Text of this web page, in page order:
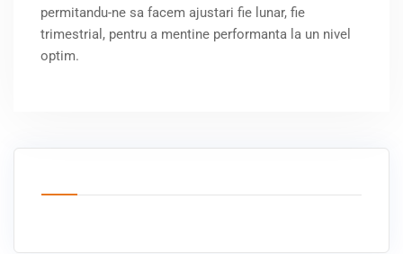
permitandu-ne sa facem ajustari fie lunar, fie
trimestrial, pentru a mentine performanta la un nivel
optim.